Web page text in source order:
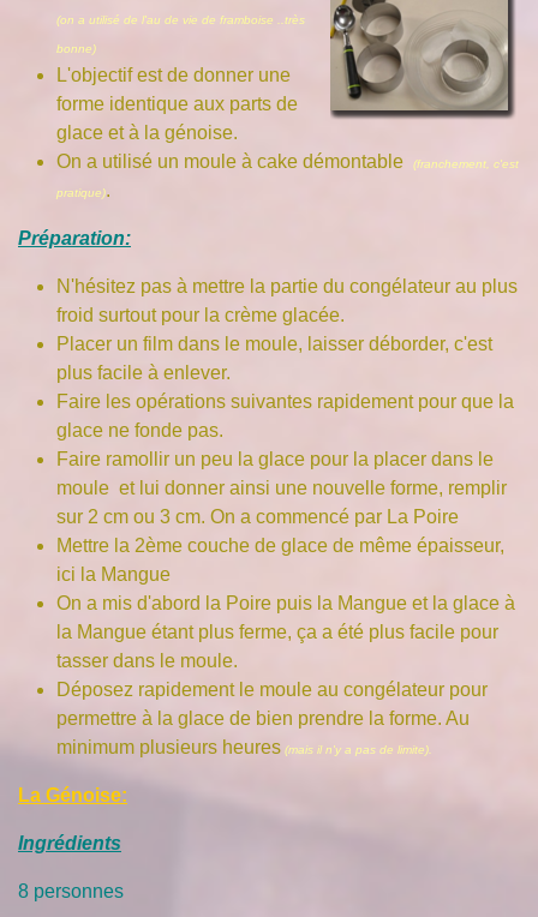
(on a utilisé de l'au de vie de framboise ..très
bonne)
L'objectif est de donner une
forme identique aux parts de
glace et à la génoise.
On a utilisé un moule à cake démontable
(franchement, c'est
pratique).
Préparation:
N'hésitez pas à mettre la partie du congélateur au plus
froid surtout pour la crème glacée.
Placer un film dans le moule, laisser déborder, c'est
plus facile à enlever.
Faire les opérations suivantes rapidement pour que la
glace ne fonde pas.
Faire ramollir un peu la glace pour la placer dans le
moule et lui donner ainsi une nouvelle forme, remplir
sur 2 cm ou 3 cm. On a commencé par La Poire
Mettre la 2ème couche de glace de même épaisseur,
ici la Mangue
On a mis d'abord la Poire puis la Mangue et la glace à
la Mangue étant plus ferme, ça a été plus facile pour
tasser dans le moule.
Déposez rapidement le moule au congélateur pour
permettre à la glace de bien prendre la forme. Au
minimum plusieurs heures (mais il n'y a pas de limite).
La Génoise:
Ingrédients
8 personnes